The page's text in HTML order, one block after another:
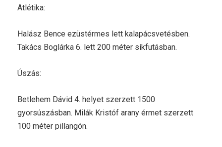
Atlétika:
Halász Bence ezüstérmes lett kalapácsvetésben.
Takács Boglárka 6. lett 200 méter síkfutásban.
Úszás:
Betlehem Dávid 4. helyet szerzett 1500
gyorsúszásban. Milák Kristóf arany érmet szerzett
100 méter pillangón.